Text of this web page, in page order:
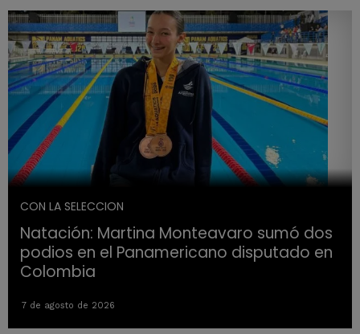
CON LA SELECCION
Natación: Martina Monteavaro sumó dos
podios en el Panamericano disputado en
Colombia
7 de agosto de 2026